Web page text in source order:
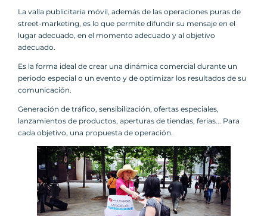
La valla publicitaria móvil, además de las operaciones puras de
street-marketing, es lo que permite difundir su mensaje en el
lugar adecuado, en el momento adecuado y al objetivo
adecuado.
Es la forma ideal de crear una dinámica comercial durante un
periodo especial o un evento y de optimizar los resultados de su
comunicación.
Generación de tráfico, sensibilización, ofertas especiales,
lanzamientos de productos, aperturas de tiendas, ferias... Para
cada objetivo, una propuesta de operación.